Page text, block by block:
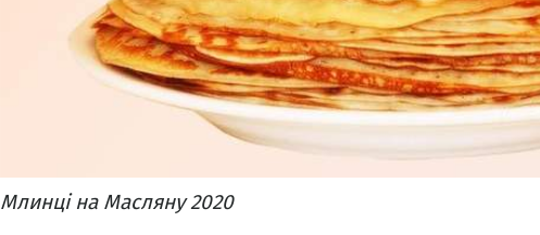
Млинці на Масляну 2020